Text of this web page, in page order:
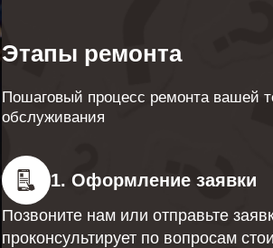
Этапы ремонта
Пошаговый процесс ремонта вашей
обслуживания
1. Оформление заявки
Позвоните нам или отправьте
проконсультирует по вопросам